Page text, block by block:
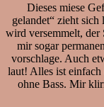
Dieses miese
gelandet“ zieht
wird versemmelt, der
mir sogar
vorschlage. Auch
laut! Alles ist einfach
ohne Bass. Mir